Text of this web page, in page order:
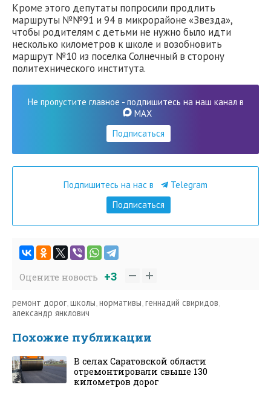
Кроме этого депутаты попросили продлить
маршруты №№91 и 94 в микрорайоне «Звезда»,
чтобы родителям с детьми не нужно было идти
несколько километров к школе и возобновить
маршрут №10 из поселка Солнечный в сторону
политехнического института.
Не пропустите главное - подпишитесь на наш канал в
MAX
Подписаться
Подпишитесь на нас в
Telegram
Подписаться
Оцените новость +3
ремонт дорог,школы,нормативы,геннадий свиридов,
александр янклович
Похожие публикации
В селах Саратовской области
отремонтировали свыше 130
километров дорог